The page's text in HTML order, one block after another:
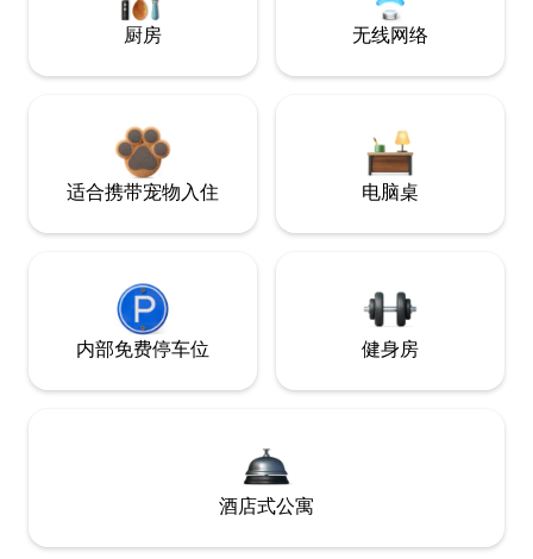
厨房 无线网络
适合携带宠物入住 电脑桌
内部免费停车位 健身房
酒店式公寓